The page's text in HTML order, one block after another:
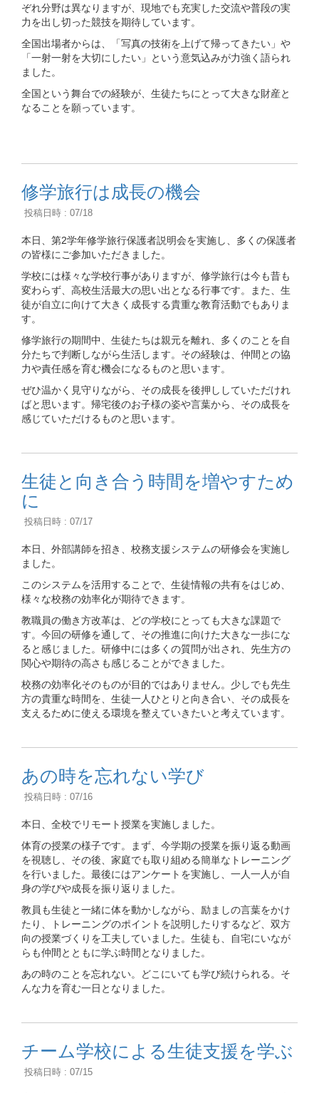
ぞれ分野は異なりますが、現地でも充実した交流や普段の実
力を出し切った競技を期待しています。
全国出場者からは、「写真の技術を上げて帰ってきたい」や
「一射一射を大切にしたい」という意気込みが力強く語られ
ました。
全国という舞台での経験が、生徒たちにとって大きな財産と
なることを願っています。
修学旅行は成長の機会
投稿日時 : 07/18
本日、第2学年修学旅行保護者説明会を実施し、多くの保護者
の皆様にご参加いただきました。
学校には様々な学校行事がありますが、修学旅行は今も昔も
変わらず、高校生活最大の思い出となる行事です。また、生
徒が自立に向けて大きく成長する貴重な教育活動でもありま
す。
修学旅行の期間中、生徒たちは親元を離れ、多くのことを自
分たちで判断しながら生活します。その経験は、仲間との協
力や責任感を育む機会になるものと思います。
ぜひ温かく見守りながら、その成長を後押ししていただけれ
ばと思います。帰宅後のお子様の姿や言葉から、その成長を
感じていただけるものと思います。
生徒と向き合う時間を増やすため
に
投稿日時 : 07/17
本日、外部講師を招き、校務支援システムの研修会を実施し
ました。
このシステムを活用することで、生徒情報の共有をはじめ、
様々な校務の効率化が期待できます。
教職員の働き方改革は、どの学校にとっても大きな課題で
す。今回の研修を通して、その推進に向けた大きな一歩にな
ると感じました。研修中には多くの質問が出され、先生方の
関心や期待の高さも感じることができました。
校務の効率化そのものが目的ではありません。少しでも先生
方の貴重な時間を、生徒一人ひとりと向き合い、その成長を
支えるために使える環境を整えていきたいと考えています。
あの時を忘れない学び
投稿日時 : 07/16
本日、全校でリモート授業を実施しました。
体育の授業の様子です。まず、今学期の授業を振り返る動画
を視聴し、その後、家庭でも取り組める簡単なトレーニング
を行いました。最後にはアンケートを実施し、一人一人が自
身の学びや成長を振り返りました。
教員も生徒と一緒に体を動かしながら、励ましの言葉をかけ
たり、トレーニングのポイントを説明したりするなど、双方
向の授業づくりを工夫していました。生徒も、自宅にいなが
らも仲間とともに学ぶ時間となりました。
あの時のことを忘れない。どこにいても学び続けられる。そ
んな力を育む一日となりました。
チーム学校による生徒支援を学ぶ
投稿日時 : 07/15